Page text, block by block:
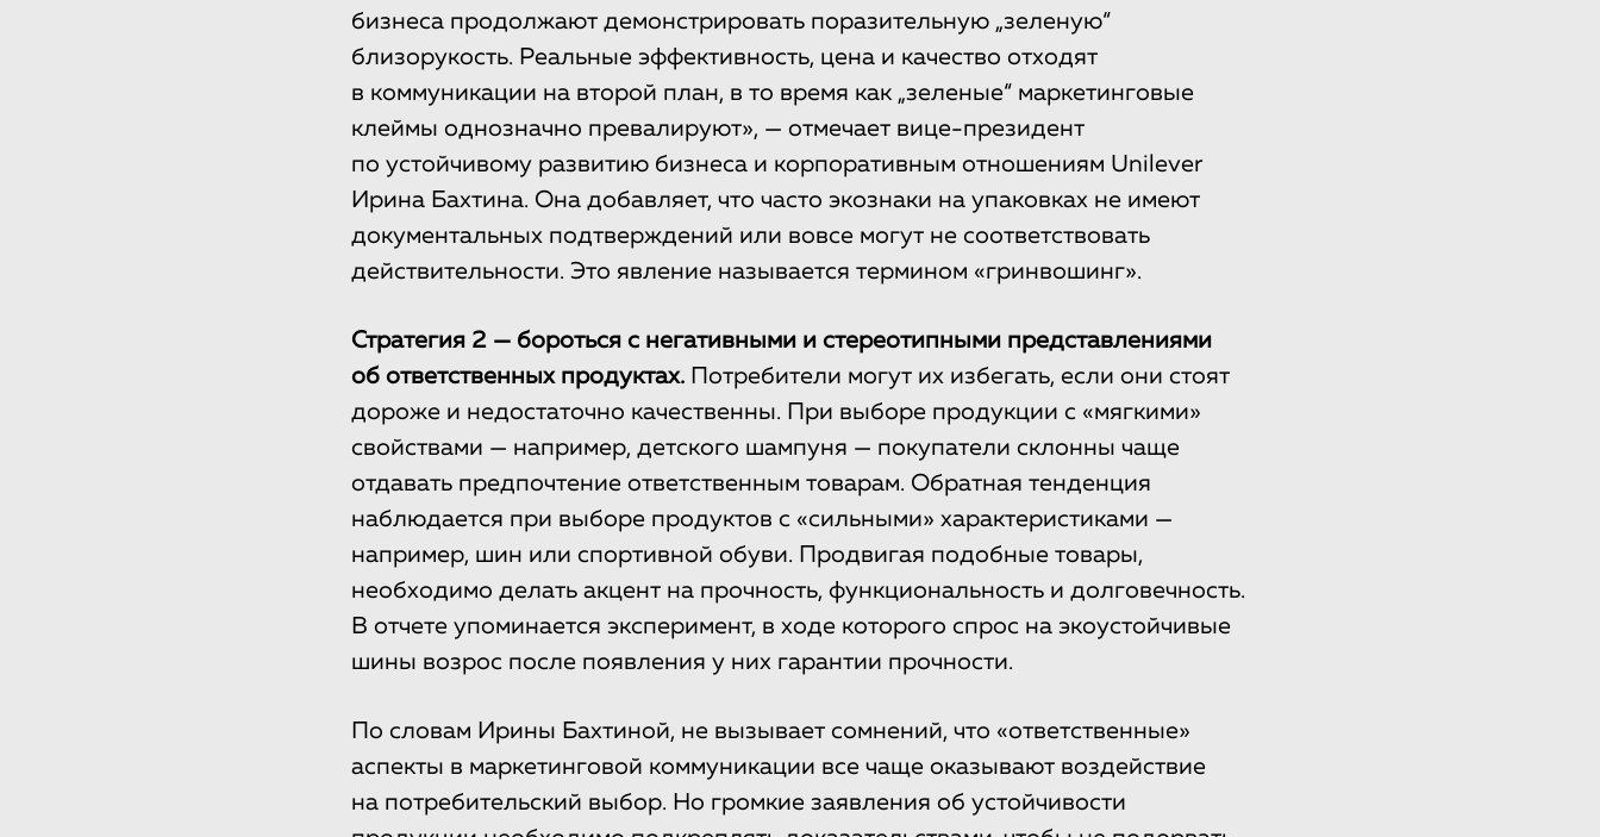
бизнеса продолжают демонстрировать поразительную „зеленую“
близорукость. Реальные эффективность, цена и качество отходят
в коммуникации на второй план, в то время как „зеленые“ маркетинговые
клеймы однозначно превалируют», — отмечает вице-президент
по устойчивому развитию бизнеса и корпоративным отношениям Unilever
Ирина Бахтина. Она добавляет, что часто экознаки на упаковках не имеют
документальных подтверждений или вовсе могут не соответствовать
действительности. Это явление называется термином «гринвошинг».
Стратегия 2 — бороться с негативными и стереотипными представлениями
об ответственных продуктах.Потребители могут их избегать, если они стоят
дороже и недостаточно качественны. При выборе продукции с «мягкими»
свойствами — например, детского шампуня — покупатели склонны чаще
отдавать предпочтение ответственным товарам. Обратная тенденция
наблюдается при выборе продуктов с «сильными» характеристиками —
например, шин или спортивной обуви. Продвигая подобные товары,
необходимо делать акцент на прочность, функциональность и долговечность.
В отчете упоминается эксперимент, в ходе которого спрос на экоустойчивые
шины возрос после появления у них гарантии прочности.
По словам Ирины Бахтиной, не вызывает сомнений, что «ответственные»
аспекты в маркетинговой коммуникации все чаще оказывают воздействие
на потребительский выбор. Но громкие заявления об устойчивости